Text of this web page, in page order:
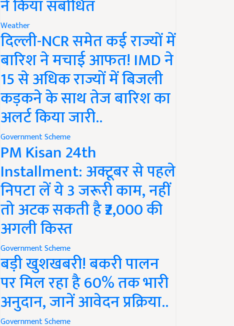
ने किया संबोधित
Weather
दिल्ली-NCR समेत कई राज्यों में
बारिश ने मचाई आफत! IMD ने
15 से अधिक राज्यों में बिजली
कड़कने के साथ तेज बारिश का
अलर्ट किया जारी..
Government Scheme
PM Kisan 24th
Installment: अक्टूबर से पहले
निपटा लें ये 3 जरूरी काम, नहीं
तो अटक सकती है ₹2,000 की
अगली किस्त
Government Scheme
बड़ी खुशखबरी! बकरी पालन
पर मिल रहा है 60% तक भारी
अनुदान, जानें आवेदन प्रक्रिया..
Government Scheme